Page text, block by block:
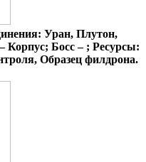
Уран, Плутон,
Корпус; Босс – ; Ресурсы:
Образец филдрона.